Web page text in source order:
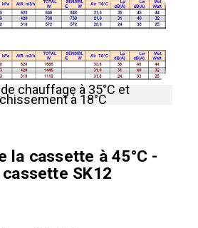
chauffage à 35°C et
à 18°C
la cassette à 45°C -
cassette SK12